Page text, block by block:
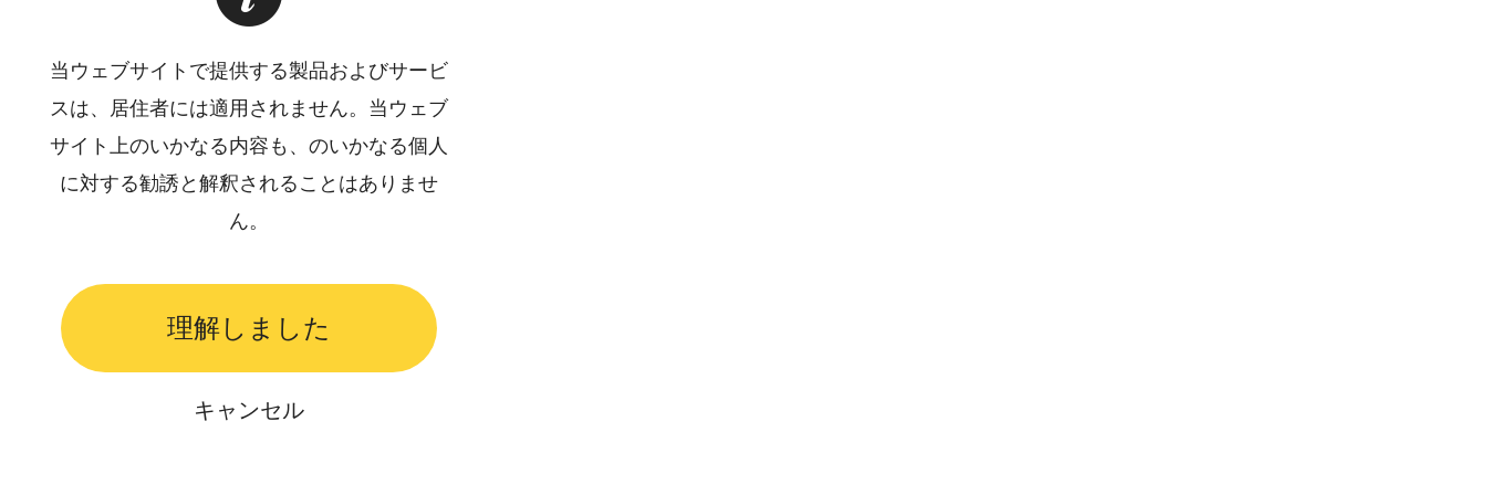
当ウェブサイトで提供する製品およびサービ
スは、居住者には適用されません。当ウェブ
サイト上のいかなる内容も、のいかなる個人
に対する勧誘と解釈されることはありませ
ん。
理解しました
キャンセル